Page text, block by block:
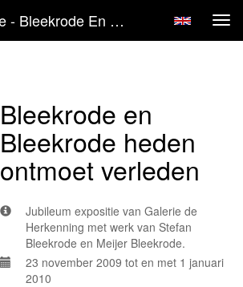
Stefan Bleekrode - Bleekrode En Bleekrode Heden Ontmoet Verleden
Bleekrode en
Bleekrode heden
ontmoet verleden
Jubileum expositie van Galerie de
Herkenning met werk van Stefan
Bleekrode en Meijer Bleekrode.
23 november 2009 tot en met 1 januari
2010